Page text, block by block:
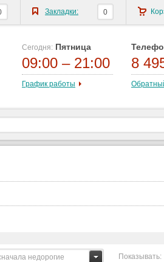
Сегодня: Пятница
09:00 – 21:00
График работы
8
Показывать:
недорогие
Закладки: 0